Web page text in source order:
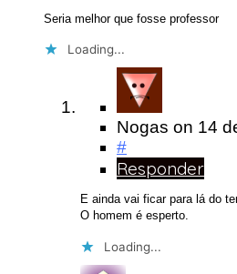
Seria melhor que fosse professor
Loading...
Nogas on 14
#
Responder
E ainda vai ficar para lá do
O homem é esperto.
Loading...